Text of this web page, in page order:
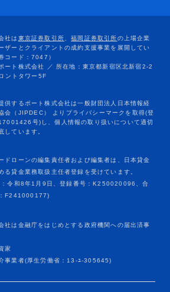
ドローンの編集責任者および編集者は、日本貸金
る貸金業務取扱主任者登録を受けています。
：令和8年1月9日、登録番号：K250020096、合
F241000177)
社は金融庁をはじめとする政府機関への届出済事
家
事業者(厚生労働省：13-ﾕ-305645)